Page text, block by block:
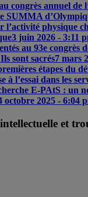
congrès annuel de
physique
3 juin 2026 - 3:11
au 93e congrès
sont sacrés7 mars
étapes du
l’essai dans les
E-PAtS : un
octobre 2025 - 6:04
et